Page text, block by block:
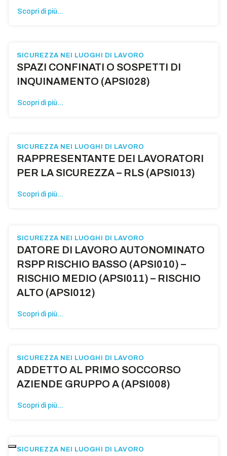
Scopri di più...
SICUREZZA NEI LUOGHI DI LAVORO
SPAZI CONFINATI O SOSPETTI DI
INQUINAMENTO (APSI028)
Scopri di più...
SICUREZZA NEI LUOGHI DI LAVORO
RAPPRESENTANTE DEI LAVORATORI
PER LA SICUREZZA – RLS (APSI013)
Scopri di più...
SICUREZZA NEI LUOGHI DI LAVORO
DATORE DI LAVORO AUTONOMINATO
RSPP RISCHIO BASSO (APSI010) –
RISCHIO MEDIO (APSI011) – RISCHIO
ALTO (APSI012)
Scopri di più...
SICUREZZA NEI LUOGHI DI LAVORO
ADDETTO AL PRIMO SOCCORSO
AZIENDE GRUPPO A (APSI008)
Scopri di più...
SICUREZZA NEI LUOGHI DI LAVORO